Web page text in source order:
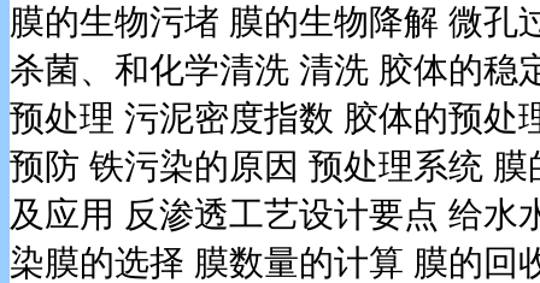
膜的生物污堵 膜的生物降解 微孔
杀菌、和化学清洗 清洗 胶体的稳
预处理 污泥密度指数 胶体的预处
预防 铁污染的原因 预处理系统 膜
及应用 反渗透工艺设计要点 给水
染膜的选择 膜数量的计算 膜的回